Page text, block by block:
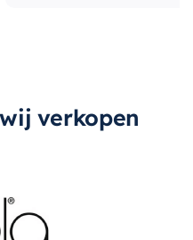
verkopen